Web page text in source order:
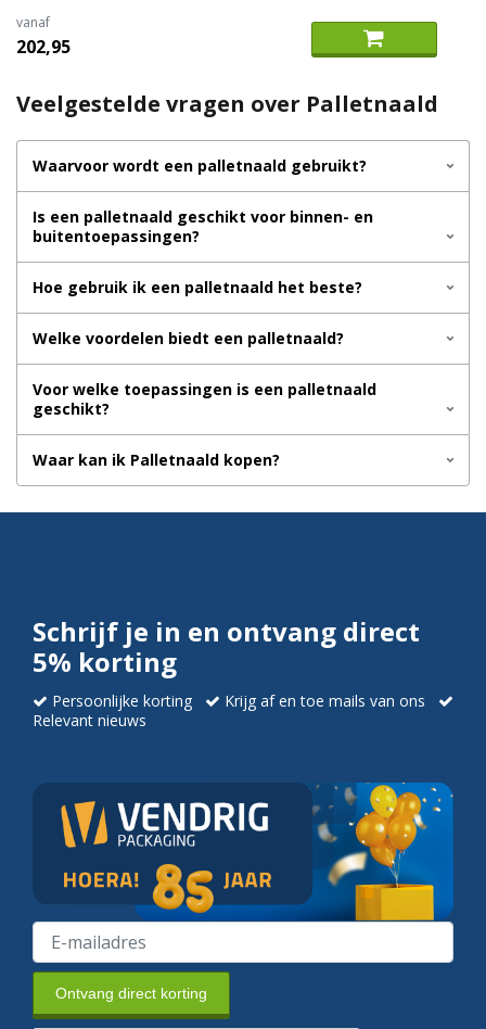
vanaf
202,95
Veelgestelde vragen over Palletnaald
Waarvoor wordt een palletnaald gebruikt?
Is een palletnaald geschikt voor binnen- en
buitentoepassingen?
Hoe gebruik ik een palletnaald het beste?
Welke voordelen biedt een palletnaald?
Voor welke toepassingen is een palletnaald
geschikt?
Waar kan ik Palletnaald kopen?
Schrijf je in en ontvang direct
5% korting
Persoonlijke korting
Krijg af en toe mails van ons
Relevant nieuws
Ontvang direct korting